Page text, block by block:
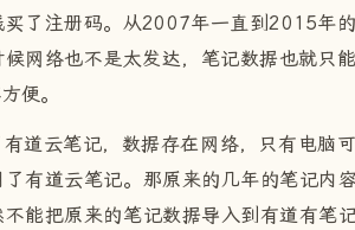
买了注册码。从2007年一直到2015年
网络也不是太发达，笔记数据也就只
便。
道云笔记，数据存在网络，只有电脑
了有道云笔记。那原来的几年的笔记内
不能把原来的笔记数据导入到有道有笔